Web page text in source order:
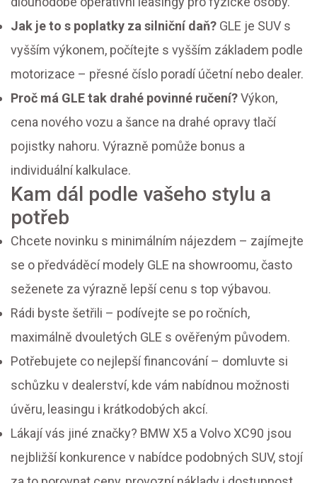
Jak je to s poplatky za silniční daň? GLE je SUV s
vyšším výkonem, počítejte s vyšším základem podle
motorizace – přesné číslo poradí účetní nebo dealer.
Proč má GLE tak drahé povinné ručení?Výkon,
cena nového vozu a šance na drahé opravy tlačí
pojistky nahoru. Výrazně pomůže bonus a
individuální kalkulace.
Kam dál podle vašeho stylu a
potřeb
Chcete novinku s minimálním nájezdem – zajímejte
se o předváděcí modely GLE na showroomu, často
seženete za výrazně lepší cenu s top výbavou.
Rádi byste šetřili – podívejte se po ročních,
maximálně dvouletých GLE s ověřeným původem.
Potřebujete co nejlepší financování – domluvte si
schůzku v dealerství, kde vám nabídnou možnosti
úvěru, leasingu i krátkodobých akcí.
Lákají vás jiné značky? BMW X5 a Volvo XC90 jsou
nejbližší konkurence v nabídce podobných SUV, stojí